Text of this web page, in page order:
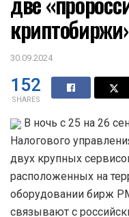
30.09.2024
152
SHARES
В ночь с 25 на 26
Налогового
двух крупных
расположенных на
оборудовании бирж
связывают с